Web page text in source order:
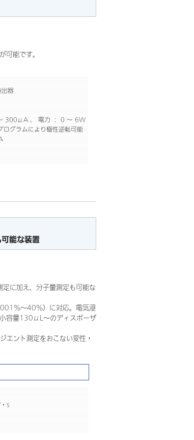
可能です。
器
300μA 、 電力 ： 0 ～ 6W
グラムにより極性逆転可能
能な装置
に加え、分子量測定も可能な
～40%）に対応。電気浸
容量130μL～のディスポーザ
ント測定をおこない変性・
s